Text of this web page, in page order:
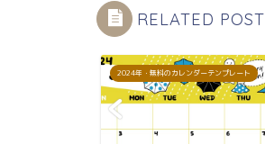
RELATED POST
2024年・無料のカレンダーテンプレート